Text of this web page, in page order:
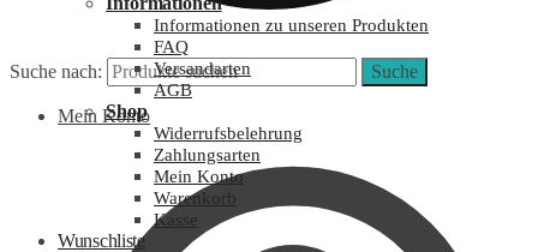
Suche nach: Suche
Mein Konto
Informationen zu unseren Produkten
FAQ
Versandarten
AGB
Shop
Widerrufsbelehrung
Zahlungsarten
Mein Konto
Warenkorb
Kasse
Wunschliste